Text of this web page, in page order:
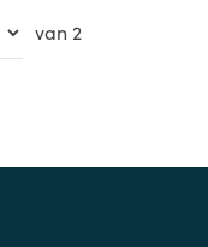
van 2